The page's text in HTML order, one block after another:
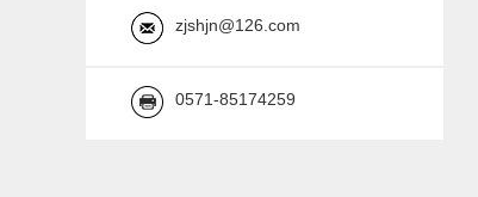
zjshjn@126.com
0571-85174259